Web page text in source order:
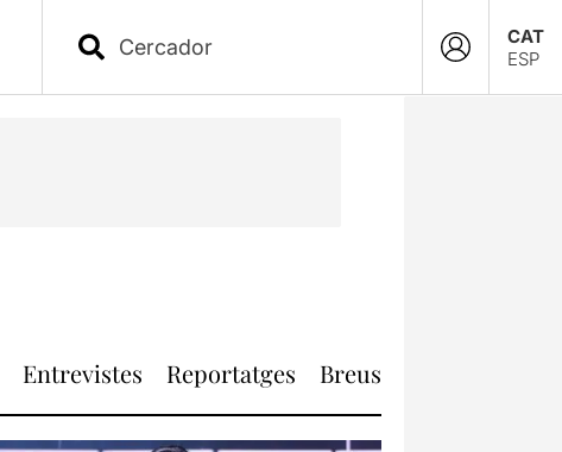
CAT
ESP
Entrevistes Reportatges Breus